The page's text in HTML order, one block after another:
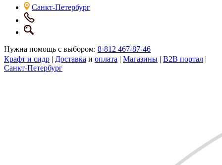
Санкт-Петербург
Нужна помощь с выбором: 8-812 467-87-46
Крафт и сидр | Доставка и оплата | Магазины | B2B портал |
Санкт-Петербург